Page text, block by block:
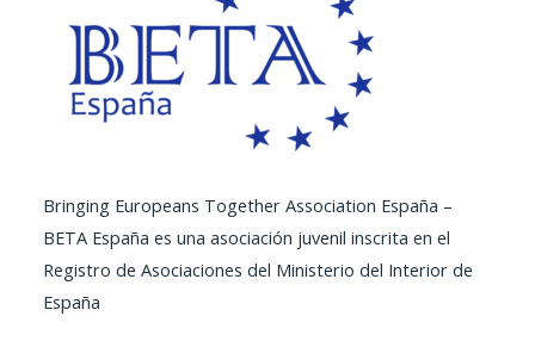
Bringing Europeans Together Association España –
BETA España es una asociación juvenil inscrita en el
Registro de Asociaciones del Ministerio del Interior de
España